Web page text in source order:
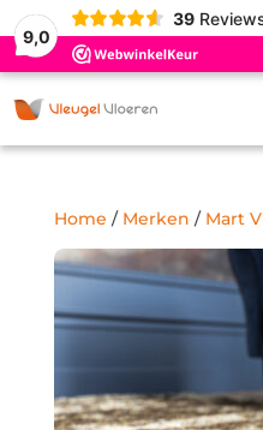
9,0
39
Home / Merken / Mart